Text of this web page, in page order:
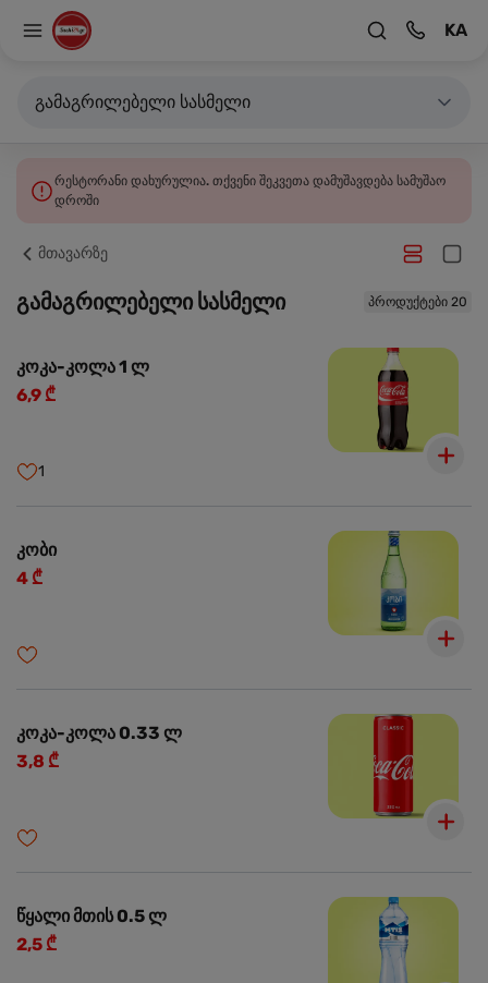
KA
გამაგრილებელი სასმელი
რესტორანი დახურულია. თქვენი შეკვეთა დამუშავდება სამუშაო
დროში
მთავარზე
გამაგრილებელი სასმელი პროდუქტები 20
კოკა-კოლა 1 ლ
6,9 ₾
1
კობი
4 ₾
კოკა-კოლა 0.33 ლ
3,8 ₾
წყალი მთის 0.5 ლ
2,5 ₾